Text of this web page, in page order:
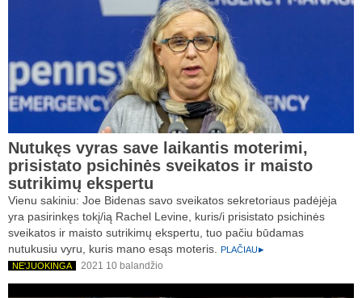
Nutukęs vyras save laikantis moterimi,
prisistato psichinės sveikatos ir maisto
sutrikimų ekspertu
Vienu sakiniu: Joe Bidenas savo sveikatos sekretoriaus padėjėja
yra pasirinkęs tokį/ią Rachel Levine, kuris/i prisistato psichinės
sveikatos ir maisto sutrikimų ekspertu, tuo pačiu būdamas
nutukusiu vyru, kuris mano esąs moteris.
PLAČIAU
NE'JUOKINGA
2021 10 balandžio